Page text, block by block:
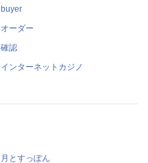
buyer
オーダー
確認
インターネットカジノ
月とすっぽん